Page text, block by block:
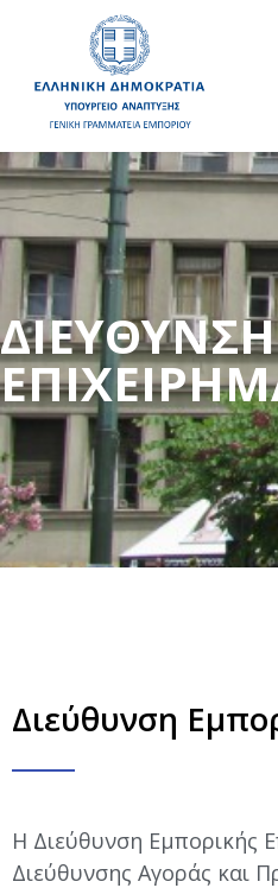
Διεύθυνση
Η Διεύθυνση Εμπορικής
Διεύθυνσης Αγοράς και